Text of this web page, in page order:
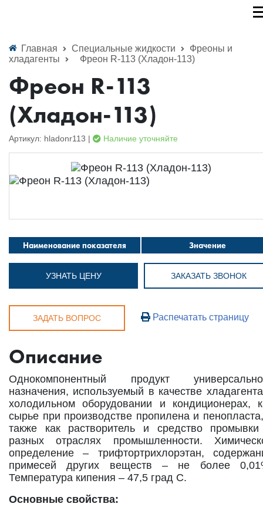
Главная Специальные жидкости
Фреоны и
хладагенты
Фреон R-113 (Хладон-113)
Фреон R-113
(Хладон-113)
Артикул: hladonr113 | Наличие уточняйте
Наименование показателя Значение
УЗНАТЬ ЦЕНУ ЗАКАЗАТЬ ЗВОНОК
ЗАДАТЬ ВОПРОС Распечатать страницу
Описание
Однокомпонентный продукт
назначения, используемый в качестве
холодильном оборудовании и кондиционерах,
сырье при производстве пропилена и
также как растворитель и средство
разных отраслях промышленности.
определение – трифтортрихлорэтан,
примесей других веществ – не более
Температура кипения – 47,5 град С.
Основные свойства: